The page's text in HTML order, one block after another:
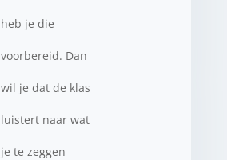
heb je die
voorbereid. Dan
wil je dat de klas
luistert naar wat
je te zeggen